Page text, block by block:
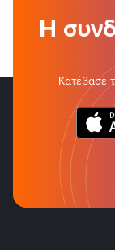
Η
Κατέβασε